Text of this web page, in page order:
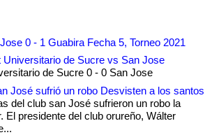
0 - 1 Guabira Fecha 5, Torneo 2021
Universitario de Sucre vs San Jose
de Sucre 0 - 0 San Jose
José sufrió un robo Desvisten a los santos
del club san José sufrieron un robo la
El presidente del club orureño, Wálter